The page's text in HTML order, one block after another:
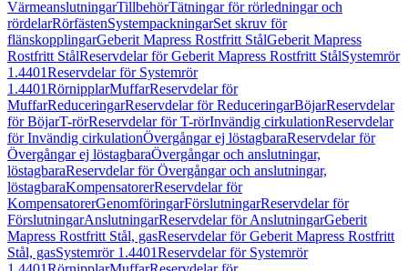
VärmeanslutningarTillbehörTätningar för rörledningar och
rördelarRörfästenSystempackningarSet skruv för
flänskopplingarGeberit Mapress Rostfritt StålGeberit Mapress
Rostfritt StålReservdelar för Geberit Mapress Rostfritt StålSystemrör
1.4401Reservdelar för Systemrör
1.4401RörnipplarMuffarReservdelar för
MuffarReduceringarReservdelar för ReduceringarBöjarReservdelar
för BöjarT-rörReservdelar för T-rörInvändig cirkulationReservdelar
för Invändig cirkulationÖvergångar ej löstagbaraReservdelar för
Övergångar ej löstagbaraÖvergångar och anslutningar,
löstagbaraReservdelar för Övergångar och anslutningar,
löstagbaraKompensatorerReservdelar för
KompensatorerGenomföringarFörslutningarReservdelar för
FörslutningarAnslutningarReservdelar för AnslutningarGeberit
Mapress Rostfritt Stål, gasReservdelar för Geberit Mapress Rostfritt
Stål, gasSystemrör 1.4401Reservdelar för Systemrör